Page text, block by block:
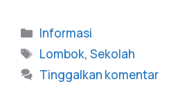
Informasi
Lombok,Sekolah
Tinggalkan komentar